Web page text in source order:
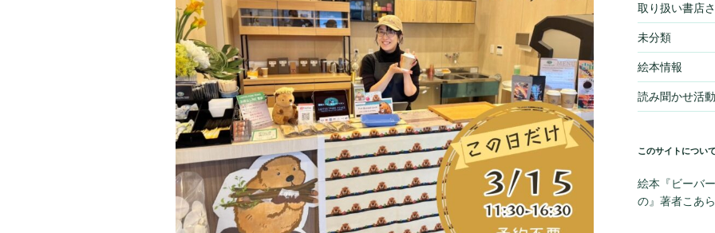
取り扱い書店
未分類
絵本情報
読み聞かせ活動
このサイトについて
絵本『ビーバ
の』著者こあ